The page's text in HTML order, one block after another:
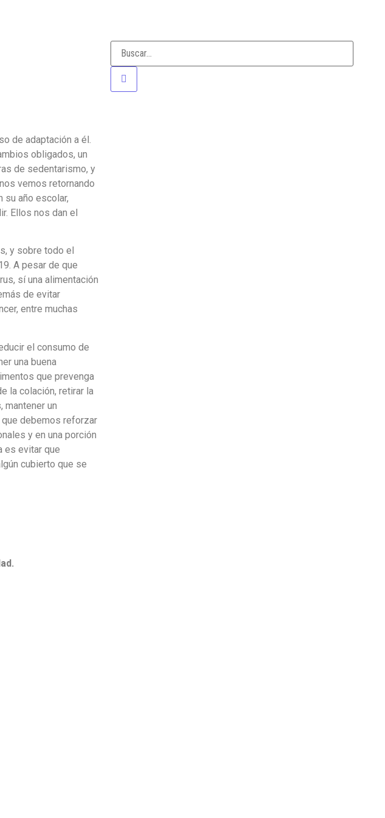
de adaptación a él.
obligados, un
de sedentarismo, y
vemos retornando
año escolar,
Ellos nos dan el
y sobre todo el
A pesar de que
sí una alimentación
de evitar
entre muchas
el consumo de
una buena
que prevenga
la colación, retirar la
mantener un
debemos reforzar
y en una porción
es evitar que
cubierto que se